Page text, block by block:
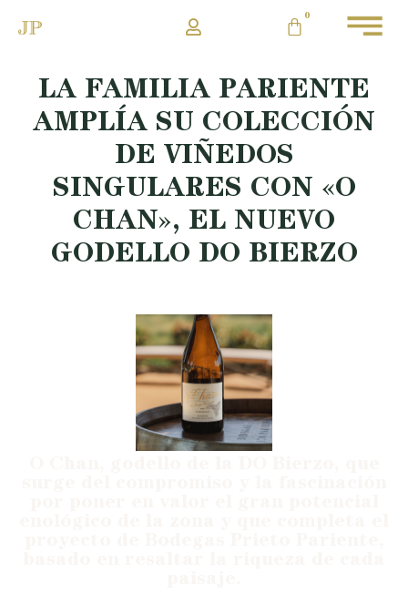
0
LA FAMILIA PARIENTE
AMPLÍA SU COLECCIÓN
DE VIÑEDOS
SINGULARES CON «O
CHAN», EL NUEVO
GODELLO DO BIERZO